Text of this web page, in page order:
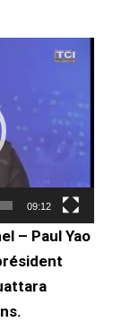
09:12
– Paul Yao